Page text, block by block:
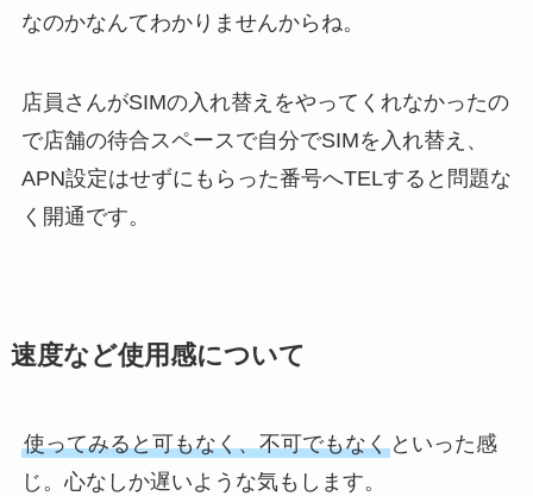
なのかなんてわかりませんからね。
店員さんがSIMの入れ替えをやってくれなかったの
で店舗の待合スペースで自分でSIMを入れ替え、
APN設定はせずにもらった番号へTELすると問題な
く開通です。
速度など使用感について
使ってみると可もなく、不可でもなくといった感
じ。心なしか遅いような気もします。